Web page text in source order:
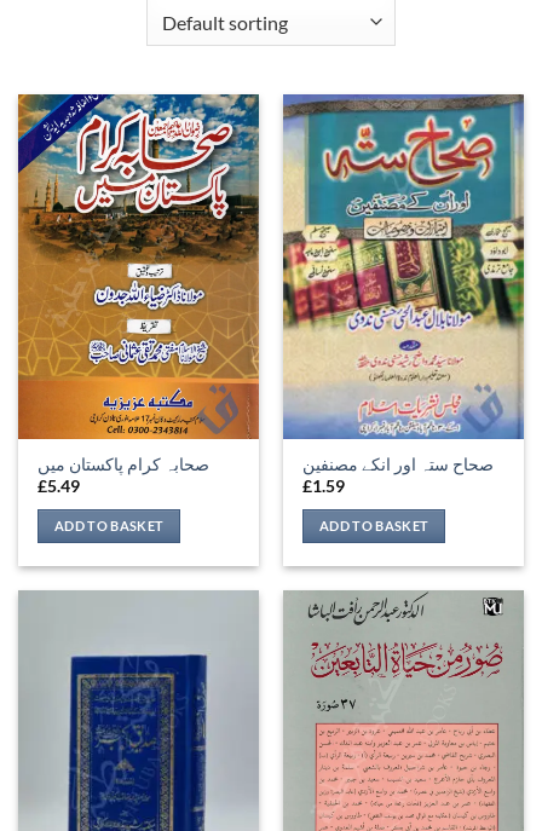
صحابہ کرام پاکستان میں
£5.49
ADD TO BASKET
صحاح ستہ اور انکے مصنفین
£1.59
ADD TO BASKET